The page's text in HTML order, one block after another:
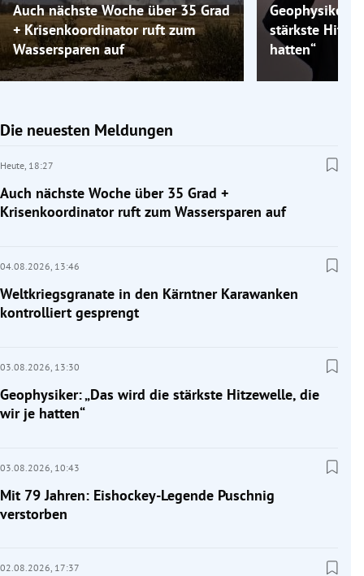
Auch nächste Woche über 35 Grad
+ Krisenkoordinator ruft zum
Wassersparen auf
Geophysiker:
stärkste
hatten“
Die neuesten Meldungen
Heute, 18:27
Auch nächste Woche über 35 Grad +
Krisenkoordinator ruft zum Wassersparen auf
04.08.2026, 13:46
Weltkriegsgranate in den Kärntner Karawanken
kontrolliert gesprengt
03.08.2026, 13:30
Geophysiker: „Das wird die stärkste Hitzewelle, die
wir je hatten“
03.08.2026, 10:43
Mit 79 Jahren: Eishockey-Legende Puschnig
verstorben
02.08.2026, 17:37